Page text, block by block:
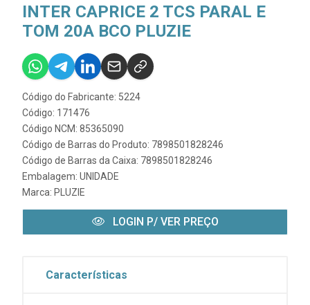
INTER CAPRICE 2 TCS PARAL E
TOM 20A BCO PLUZIE
Código do Fabricante: 5224
Código: 171476
Código NCM: 85365090
Código de Barras do Produto: 7898501828246
Código de Barras da Caixa: 7898501828246
Embalagem: UNIDADE
Marca: PLUZIE
LOGIN P/ VER PREÇO
Características